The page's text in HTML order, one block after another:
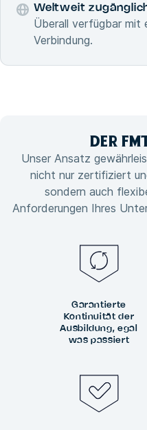
Weltweit
Überall verfügbar mit
Verbindung.
DER
Unser Ansatz
nicht nur zertifiziert
sondern auch
Anforderungen Ihres
Garantierte
Kontinuität der
Ausbildung, egal
was passiert